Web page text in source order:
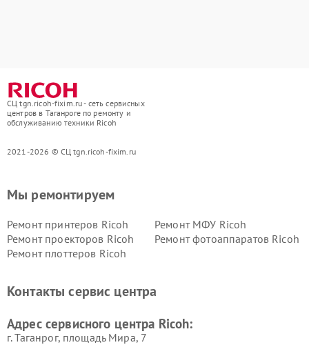
СЦ tgn.ricoh-fixim.ru - сеть сервисных
центров в Таганроге по ремонту и
обслуживанию техники Ricoh
2021-2026 © СЦ tgn.ricoh-fixim.ru
Мы ремонтируем
Ремонт принтеров Ricoh
Ремонт МФУ Ricoh
Ремонт проекторов Ricoh
Ремонт фотоаппаратов Ricoh
Ремонт плоттеров Ricoh
Контакты сервис центра
Адрес сервисного центра Ricoh:
г. Таганрог, площадь Мира, 7